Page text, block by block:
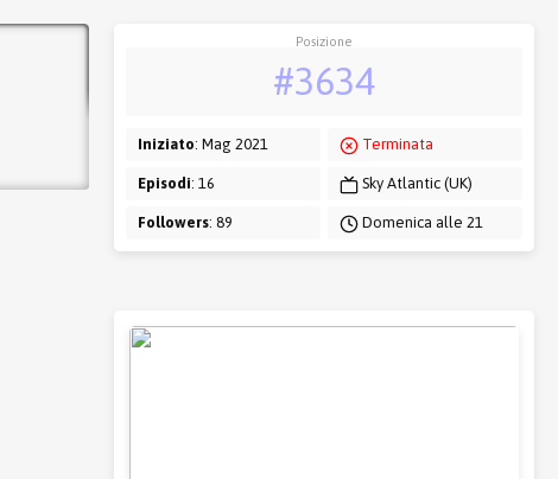
Posizione
#3634
Iniziato: Mag 2021
Episodi: 16
Followers: 89
Terminata
Sky Atlantic (UK)
Domenica alle 21